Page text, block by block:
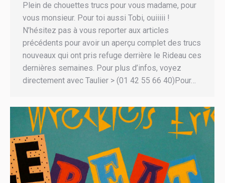
Plein de chouettes trucs pour vous madame, pour
vous monsieur. Pour toi aussi Tobi, ouiiiii !
N’hésitez pas à vous reporter aux articles
précédents pour avoir un aperçu complet des trucs
nouveaux qui ont pris refuge derrière le Rideau ces
dernières semaines. Pour plus d’infos, voyez
directement avec Taulier > (01 42 55 66 40)Pour…